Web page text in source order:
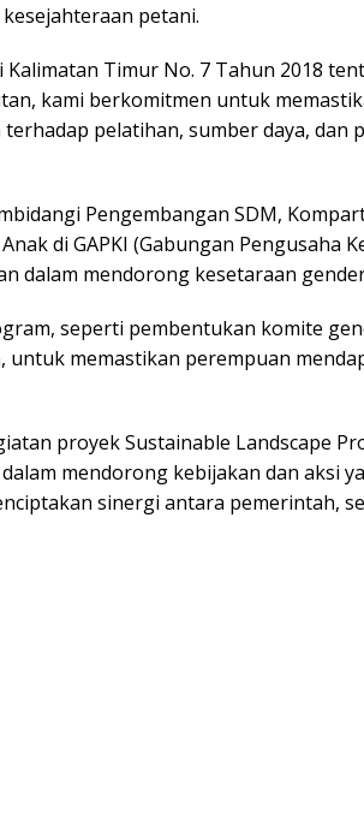
petani.
Timur No. 7 Tahun 2018
kami berkomitmen untuk
pelatihan, sumber daya, dan
Pengembangan SDM,
di GAPKI (Gabungan Pengusaha
dalam mendorong kesetaraan
seperti pembentukan komite
untuk memastikan perempuan
proyek Sustainable Landscape
mendorong kebijakan dan aksi
sinergi antara pemerintah,